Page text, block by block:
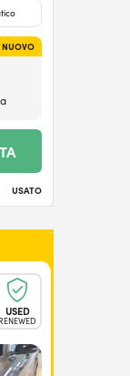
NUOVO
USATO
USED